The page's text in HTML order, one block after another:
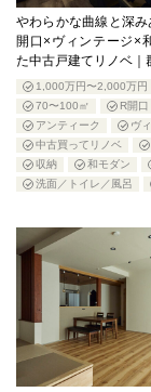
やわらかな曲線と深
開口×ヴィンテージ×
た中古戸建てリノベ｜
1,000万円〜2,000万円
70〜100㎡
R開口
アンティーク
ヴ
中古買ってリノベ
収納
和モダン
洗面／トイレ／風呂